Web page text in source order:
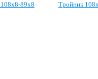
89х8 Тройник